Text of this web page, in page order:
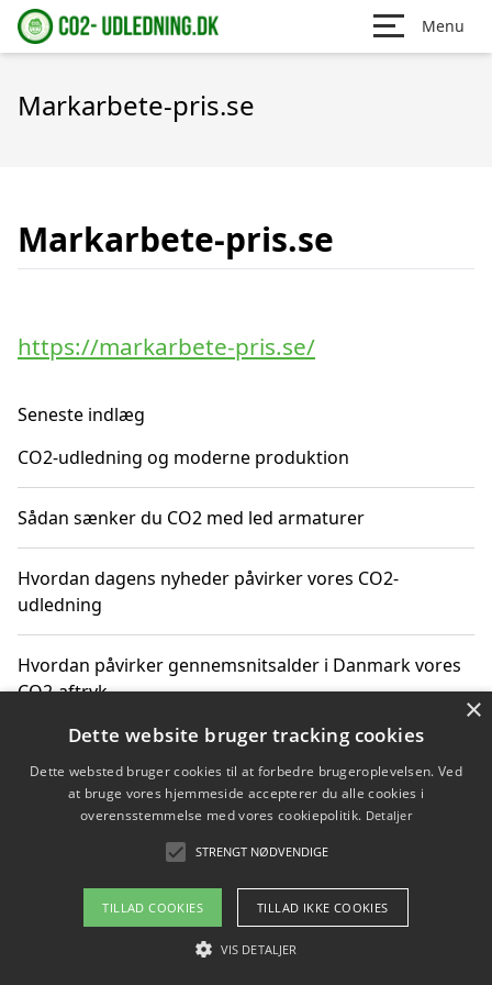
Menu
Markarbete-pris.se
Markarbete-pris.se
https://markarbete-pris.se/
Seneste indlæg
CO2-udledning og moderne produktion
Sådan sænker du CO2 med led armaturer
Hvordan dagens nyheder påvirker vores CO2-
udledning
Hvordan påvirker gennemsnitsalder i Danmark vores
CO2-aftryk
Hvordan nyheder om CO2-udledning påvirker vores
hverdag
Om / kontakt
Blog Betingelser
×
Dette website bruger tracking cookies
Dette websted bruger cookies til at forbedre brugeroplevelsen. Ved
at bruge vores hjemmeside accepterer du alle cookies i
overensstemmelse med vores cookiepolitik. Detaljer
STRENGT NØDVENDIGE
TILLAD COOKIES TILLAD IKKE COOKIES
VIS DETALJER